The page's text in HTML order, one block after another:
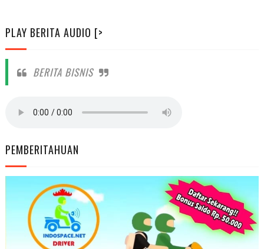
PLAY BERITA AUDIO [>
BERITA BISNIS
PEMBERITAHUAN